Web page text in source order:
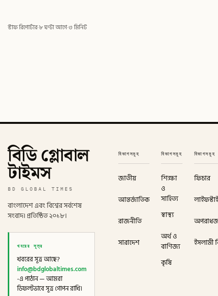
স্টাফ রিপোর্টার·৮ ঘণ্টা আগে·৩ মিনিট
বিডি গ্লোবাল
টাইমস
BD GLOBAL TIMES
বাংলাদেশ এবং বিশ্বের সর্বশেষ
সংবাদ। প্রতিষ্ঠিত ২০১৮।
খবরের সূত্র
খবরের সূত্র আছে?
info@bdglobaltimes.com
-এ পাঠান — আমরা
ডিফল্টভাবে সূত্র গোপন রাখি।
বিভাগসমূহ
জাতীয়
আন্তর্জাতিক
রাজনীতি
সারাদেশ
বিভাগসমূহ
শিক্ষা
ও
সাহিত্য
স্বাস্থ্য
অর্থ ও
বাণিজ্য
কৃষি
বিভাগসমূহ
ফিচার
ইসলামী